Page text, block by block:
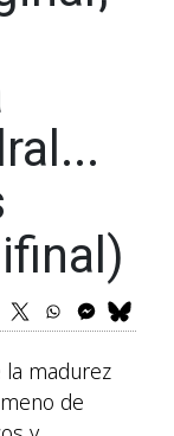
la madurez
de